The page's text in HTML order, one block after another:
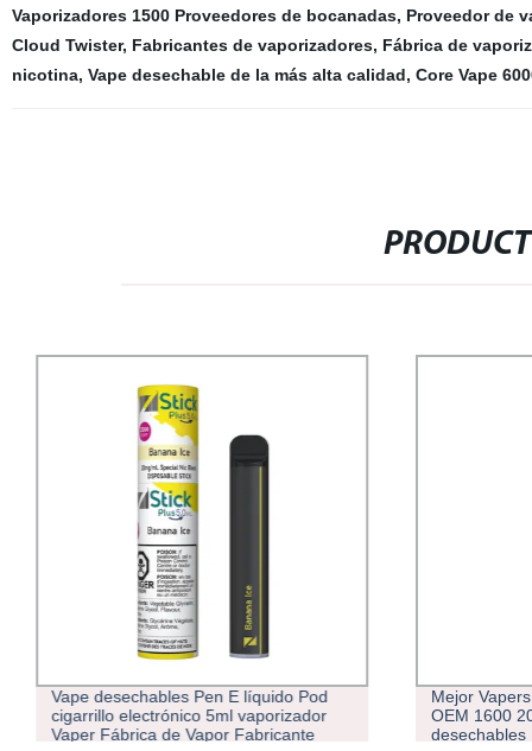
Vaporizadores 1500 Proveedores de bocanadas, Proveedor de
Cloud Twister, Fabricantes de vaporizadores, Fábrica de
nicotina, Vape desechable de la más alta calidad, Core Vape
Vape desechables Pen E líquido Pod
cigarrillo electrónico 5ml vaporizador
Vaper Fábrica de Vapor Fabricante
Mejor
OEM 1600
desechables